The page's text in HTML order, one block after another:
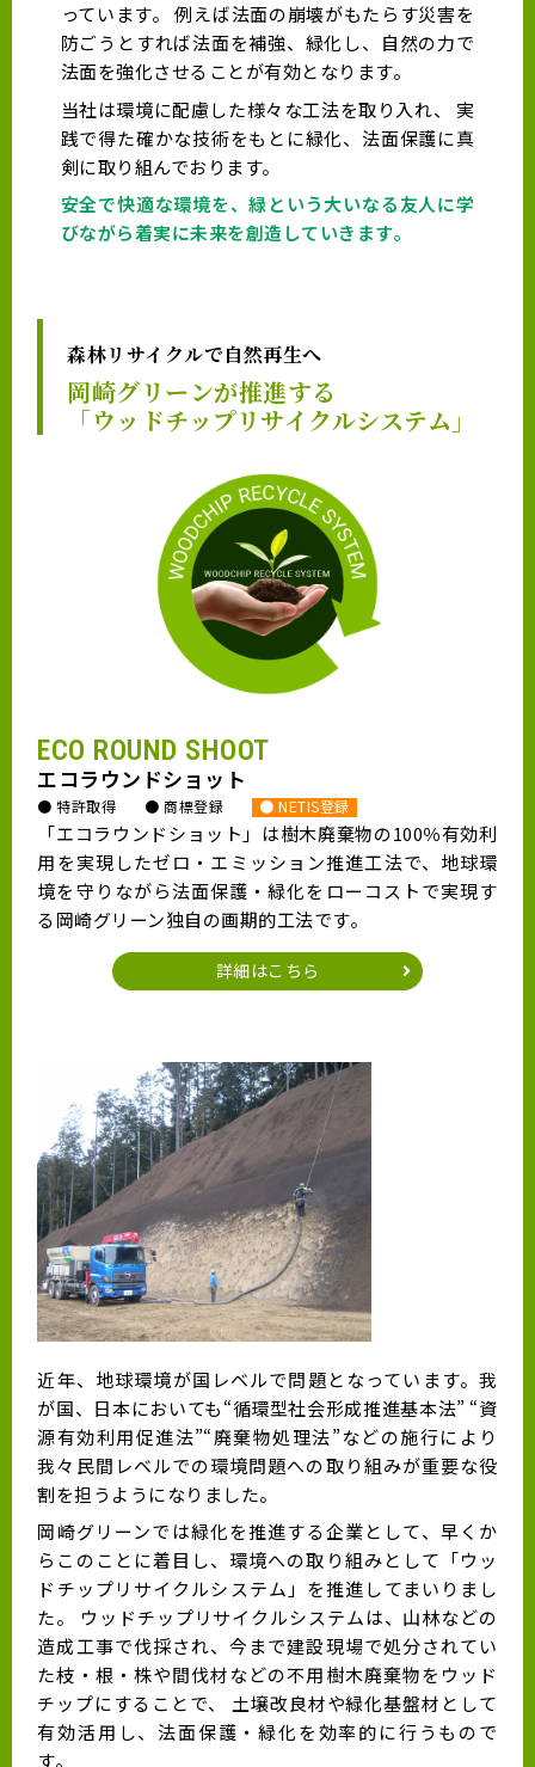
っています。 例えば法面の崩壊がもたらす災害を
防ごうとすれば法面を補強、緑化し、自然の力で
法面を強化させることが有効となります。
当社は環境に配慮した様々な工法を取り入れ、 実
践で得た確かな技術をもとに緑化、法面保護に真
剣に取り組んでおります。
安全で快適な環境を、緑という大いなる友人に学
びながら着実に未来を創造していきます。
森林リサイクルで自然再生へ
岡崎グリーンが推進する
「ウッドチップリサイクルシステム」
ECO ROUND SHOOT
エコラウンドショット
● 特許取得 ● 商標登録 ● NETIS登録
「エコラウンドショット」は樹木廃棄物の100％有効利
用を実現したゼロ・エミッション推進工法で、地球環
境を守りながら法面保護・緑化をローコストで実現す
る岡崎グリーン独自の画期的工法です。
詳細はこちら
近年、地球環境が国レベルで問題となっています。我
が国、日本においても“循環型社会形成推進基本法” “資
源有効利用促進法”“廃棄物処理法”などの施行により
我々民間レベルでの環境問題への取り組みが重要な役
割を担うようになりました。
岡崎グリーンでは緑化を推進する企業として、早くか
らこのことに着目し、環境への取り組みとして「ウッ
ドチップリサイクルシステム」を推進してまいりまし
た。 ウッドチップリサイクルシステムは、山林などの
造成工事で伐採され、今まで建設現場で処分されてい
た枝・根・株や間伐材などの不用樹木廃棄物をウッド
チップにすることで、 土壌改良材や緑化基盤材として
有効活用し、法面保護・緑化を効率的に行うもので
す。